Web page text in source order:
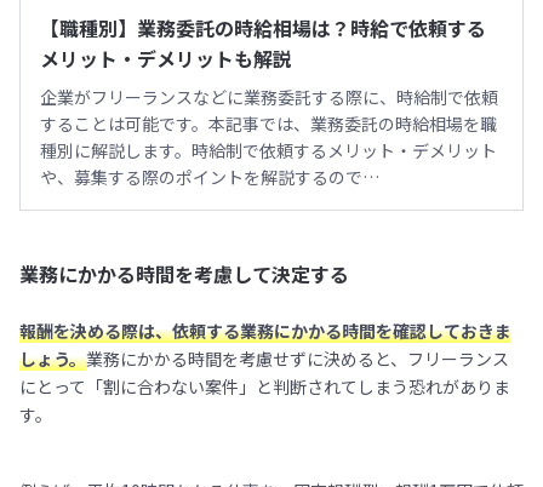
【職種別】業務委託の時給相場は？時給で依頼する
メリット・デメリットも解説
企業がフリーランスなどに業務委託する際に、時給制で依頼
することは可能です。本記事では、業務委託の時給相場を職
種別に解説します。時給制で依頼するメリット・デメリット
や、募集する際のポイントを解説するので…
業務にかかる時間を考慮して決定する
報酬を決める際は、依頼する業務にかかる時間を確認しておきま
しょう。業務にかかる時間を考慮せずに決めると、フリーランス
にとって「割に合わない案件」と判断されてしまう恐れがありま
す。